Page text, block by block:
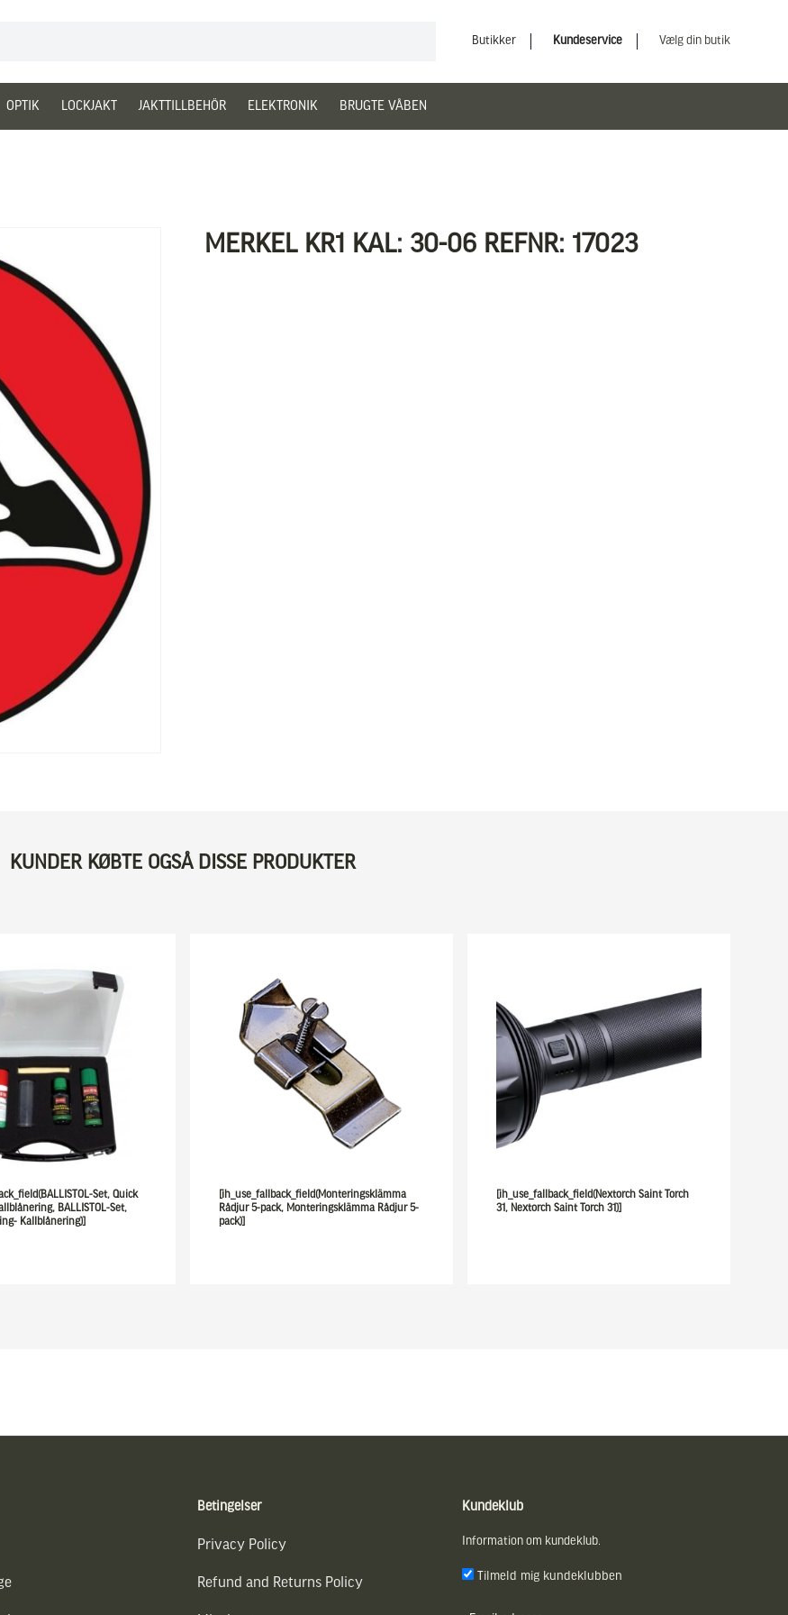
Butikker Kundeservice Vælg din butik
OPTIK LOCKJAKT JAKTTILLBEHÖR ELEKTRONIK BRUGTE VÅBEN
MERKEL KR1 KAL: 30-06 REFNR: 17023
KUNDER KØBTE OGSÅ DISSE PRODUKTER
Set, Quick
BALLISTOL-Set,
Kallblånering)]
[ih_use_fallback_field(Monteringsklämma
Rådjur 5-pack, Monteringsklämma Rådjur 5-
pack)]
[ih_use_fallback_field(Nextorch Saint Torch
31, Nextorch Saint Torch 31)]
Betingelser
Privacy Policy
Refund and Returns Policy
Kundeklub
Information om kundeklub.
Tilmeld mig kundeklubben